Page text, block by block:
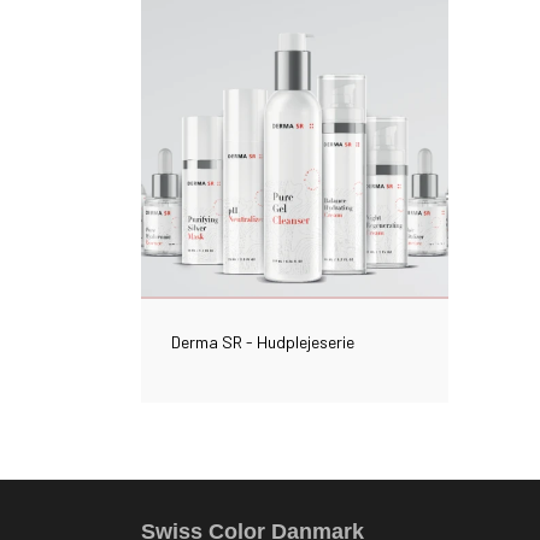
Derma SR - Hudplejeserie
Swiss Color Danmark